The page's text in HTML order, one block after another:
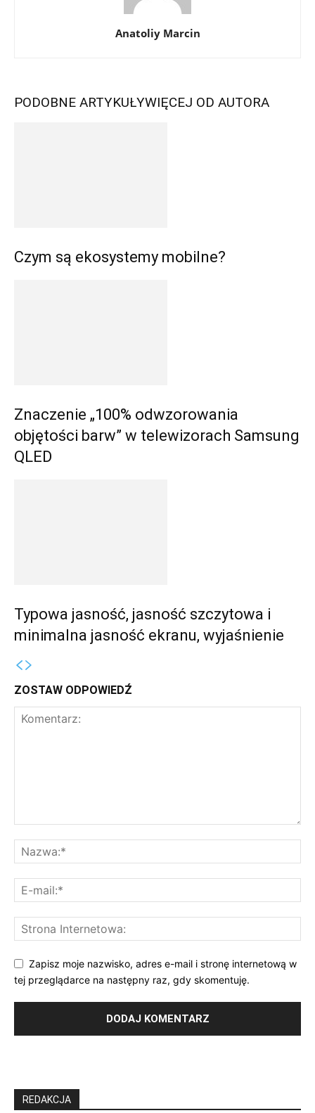
Anatoliy Marcin
PODOBNE ARTYKUŁYWIĘCEJ OD AUTORA
Czym są ekosystemy mobilne?
Znaczenie „100% odwzorowania
objętości barw” w telewizorach Samsung
QLED
Typowa jasność, jasność szczytowa i
minimalna jasność ekranu, wyjaśnienie
ZOSTAW ODPOWIEDŹ
Zapisz moje nazwisko, adres e-mail i stronę internetową w
tej przeglądarce na następny raz, gdy skomentuję.
REDAKCJA